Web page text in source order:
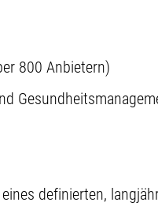
800 Anbietern)
definierten,